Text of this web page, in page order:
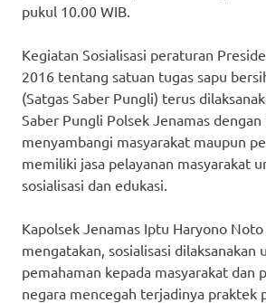
pukul 10.00 WIB.
Kegiatan Sosialisasi peraturan
2016 tentang satuan tugas sapu
(Satgas Saber Pungli) terus
Saber Pungli Polsek Jenamas
menyambangi masyarakat maupun
memiliki jasa pelayanan masyarakat
sosialisasi dan edukasi.
Kapolsek Jenamas Iptu Haryono
mengatakan, sosialisasi dilaksanakan
pemahaman kepada masyarakat dan
negara mencegah terjadinya praktek